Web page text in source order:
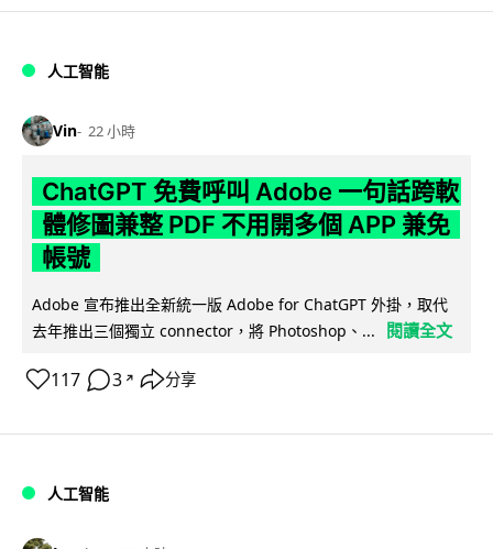
人工智能
Vin 22 小時
ChatGPT 免費呼叫 Adobe 一句話跨軟
體修圖兼整 PDF 不用開多個 APP 兼免
帳號
Adobe 宣布推出全新統一版 Adobe for ChatGPT 外掛，取代
去年推出三個獨立 connector，將 Photoshop、...
閱讀全文
117 3 ↗ 分享
人工智能